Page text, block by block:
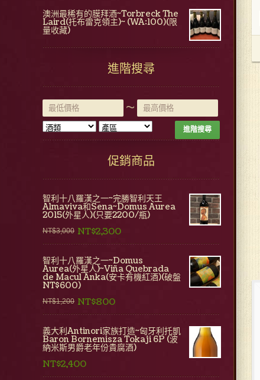
澳洲最稀有的膜拜酒~Torbreck The
Laird(托布雷克領主)~ (WA:100)(限
量收藏)
進階搜尋
~
進階搜尋
促銷商品
智利十八羅漢之一~完勝智利天王
Almaviva和Sena~Domus Aurea
2015(外星人)(只要2200/瓶)
NT$3,000 NT$2,300
智利十八羅漢之一~Domus
Aurea(外星人)~Viña Quebrada
de Macul Anka(安卡有機紅酒)(破盤
NT$600)
NT$1,200 NT$800
義大利Antinori家族打造~匈牙利托凱
Baron Bornemisza Tokaji 6P (波
納米斯男爵老年份貴腐酒)
NT$2,400